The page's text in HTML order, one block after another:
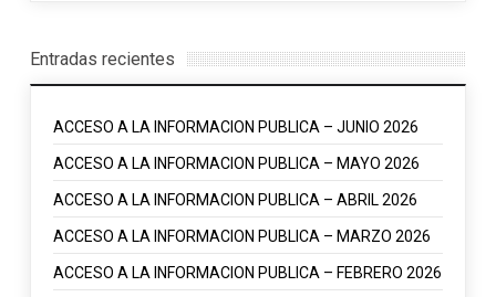
Entradas recientes
ACCESO A LA INFORMACION PUBLICA – JUNIO 2026
ACCESO A LA INFORMACION PUBLICA – MAYO 2026
ACCESO A LA INFORMACION PUBLICA – ABRIL 2026
ACCESO A LA INFORMACION PUBLICA – MARZO 2026
ACCESO A LA INFORMACION PUBLICA – FEBRERO 2026